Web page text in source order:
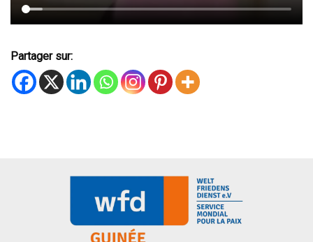
Partager sur: